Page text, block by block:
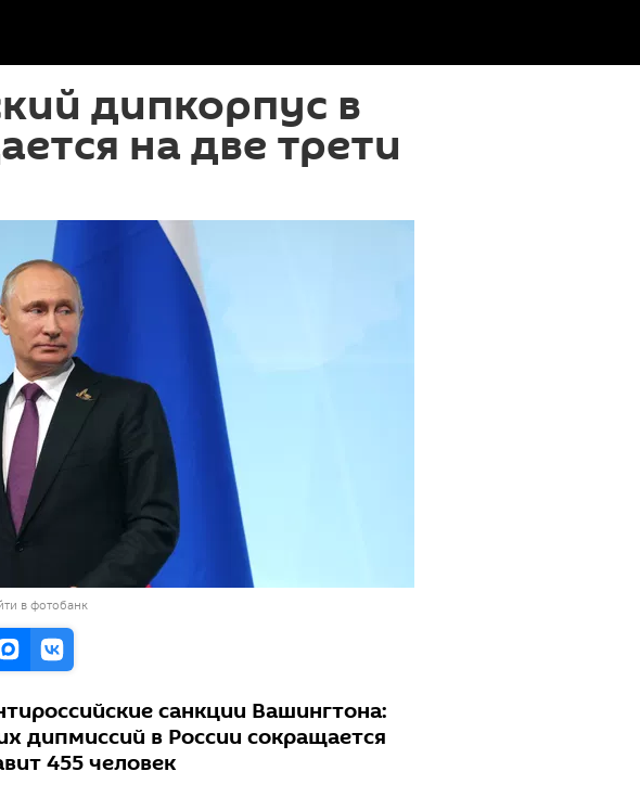
дипкорпус в
на две трети
в фотобанк
санкции Вашингтона:
дипмиссий в России сокращается
455 человек